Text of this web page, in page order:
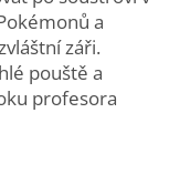
a
záři.
pouště a
profesora